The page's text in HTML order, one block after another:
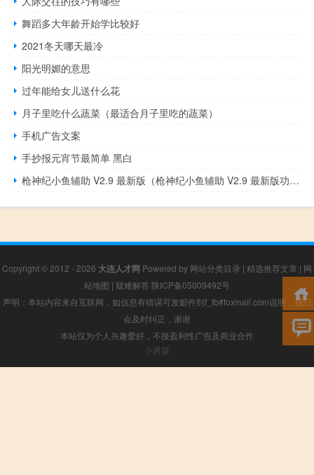
舞蹈多大年龄开始学比较好
2021冬天哪天最冷
阳光明媚的意思
过年能给女儿送什么花
月子里吃什么蔬菜（最适合月子里吃的蔬菜）
手机广告文案
手抄报元宵节最简单 黑白
枪神纪小鱼辅助 V2.9 最新版（枪神纪小鱼辅助 V2.9 最新版功能简介）
Copyright © 2012 - 2026 大连人才网 Powered by 网站分类目录 | 精选推荐文章 | 网
站地图 | 疑难解答 陕ICP备05009492号
声明：本站内容来自互联网，如信息有错误可发邮件到f_fb#foxmail.com说明，我们
会及时纠正，谢谢
本站仅为个人兴趣爱好，不接盈利性广告及商业合作
小男孩